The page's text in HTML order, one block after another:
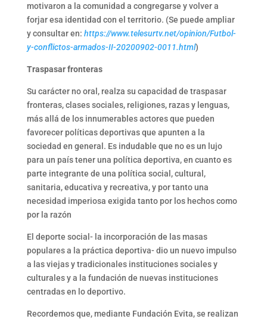
motivaron a la comunidad a congregarse y volver a
forjar esa identidad con el territorio. (Se puede ampliar
y consultar en: https://www.telesurtv.net/opinion/Futbol-
y-conflictos-armados-II-20200902-0011.html)
Traspasar fronteras
Su carácter no oral, realza su capacidad de traspasar
fronteras, clases sociales, religiones, razas y lenguas,
más allá de los innumerables actores que pueden
favorecer políticas deportivas que apunten a la
sociedad en general. Es indudable que no es un lujo
para un país tener una política deportiva, en cuanto es
parte integrante de una política social, cultural,
sanitaria, educativa y recreativa, y por tanto una
necesidad imperiosa exigida tanto por los hechos como
por la razón
El deporte social- la incorporación de las masas
populares a la práctica deportiva- dio un nuevo impulso
a las viejas y tradicionales instituciones sociales y
culturales y a la fundación de nuevas instituciones
centradas en lo deportivo.
Recordemos que, mediante Fundación Evita, se realizan